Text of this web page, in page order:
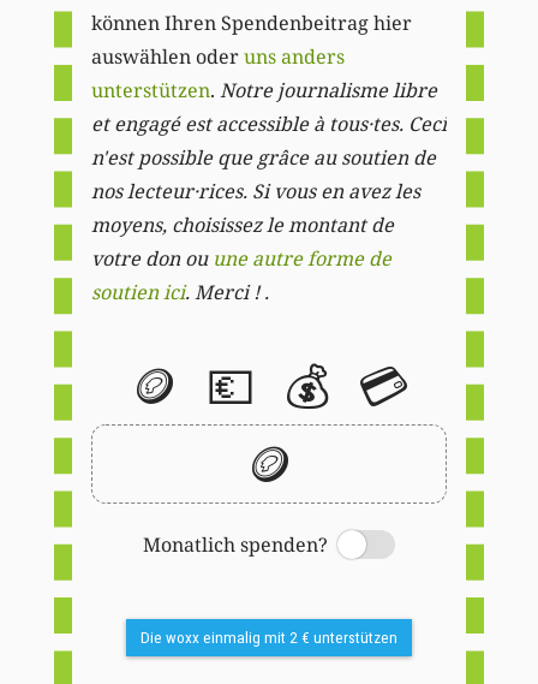
können Ihren Spendenbeitrag hier
auswählen oderuns anders
unterstützen. Notre journalisme libre
et engagé est accessible à tous·tes. Ceci
n'est possible que grâce au soutien de
nos lecteur·rices. Si vous en avez les
moyens, choisissez le montant de
votre don ou une autre forme de
soutien ici. Merci ! .
🪙 💶 💰 💳
🪙
Monatlich spenden?
Switch
Die woxx einmalig mit 2 € unterstützen